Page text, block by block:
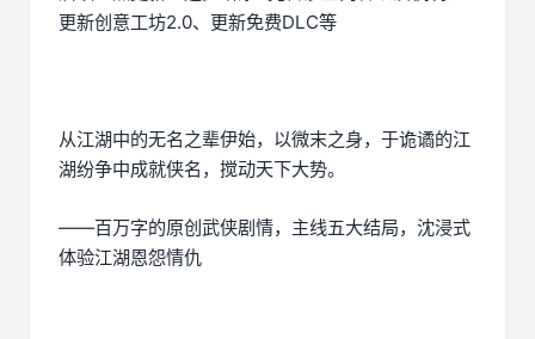
更新创意工坊2.0、更新免费DLC等
从江湖中的无名之辈伊始，以微末之身，于诡谲的江
湖纷争中成就侠名，搅动天下大势。
——百万字的原创武侠剧情，主线五大结局，沈浸式
体验江湖恩怨情仇